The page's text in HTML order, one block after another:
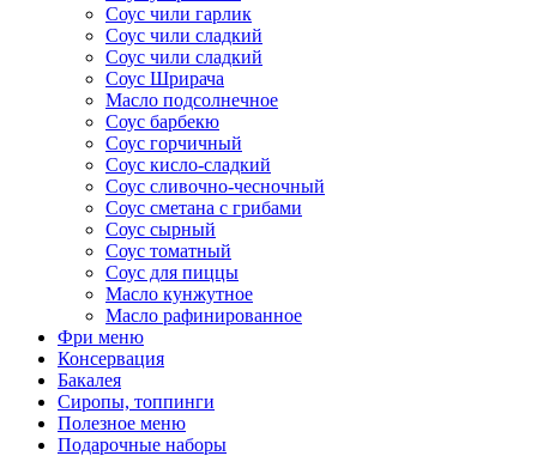
Соус чили гарлик
Соус чили сладкий
Соус чили сладкий
Соус Шрирача
Масло подсолнечное
Соус барбекю
Соус горчичный
Соус кисло-сладкий
Соус сливочно-чесночный
Соус сметана с грибами
Соус сырный
Соус томатный
Соус для пиццы
Масло кунжутное
Масло рафинированное
Фри меню
Консервация
Бакалея
Сиропы, топпинги
Полезное меню
Подарочные наборы